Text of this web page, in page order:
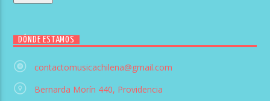
DÓNDE ESTAMOS
contactomusicachilena@gmail.com
Bernarda Morín 440, Providencia